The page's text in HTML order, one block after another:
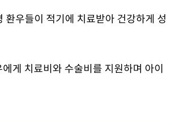
우들이 적기에 치료받아 건강하게 성
게 치료비와 수술비를 지원하며 아이